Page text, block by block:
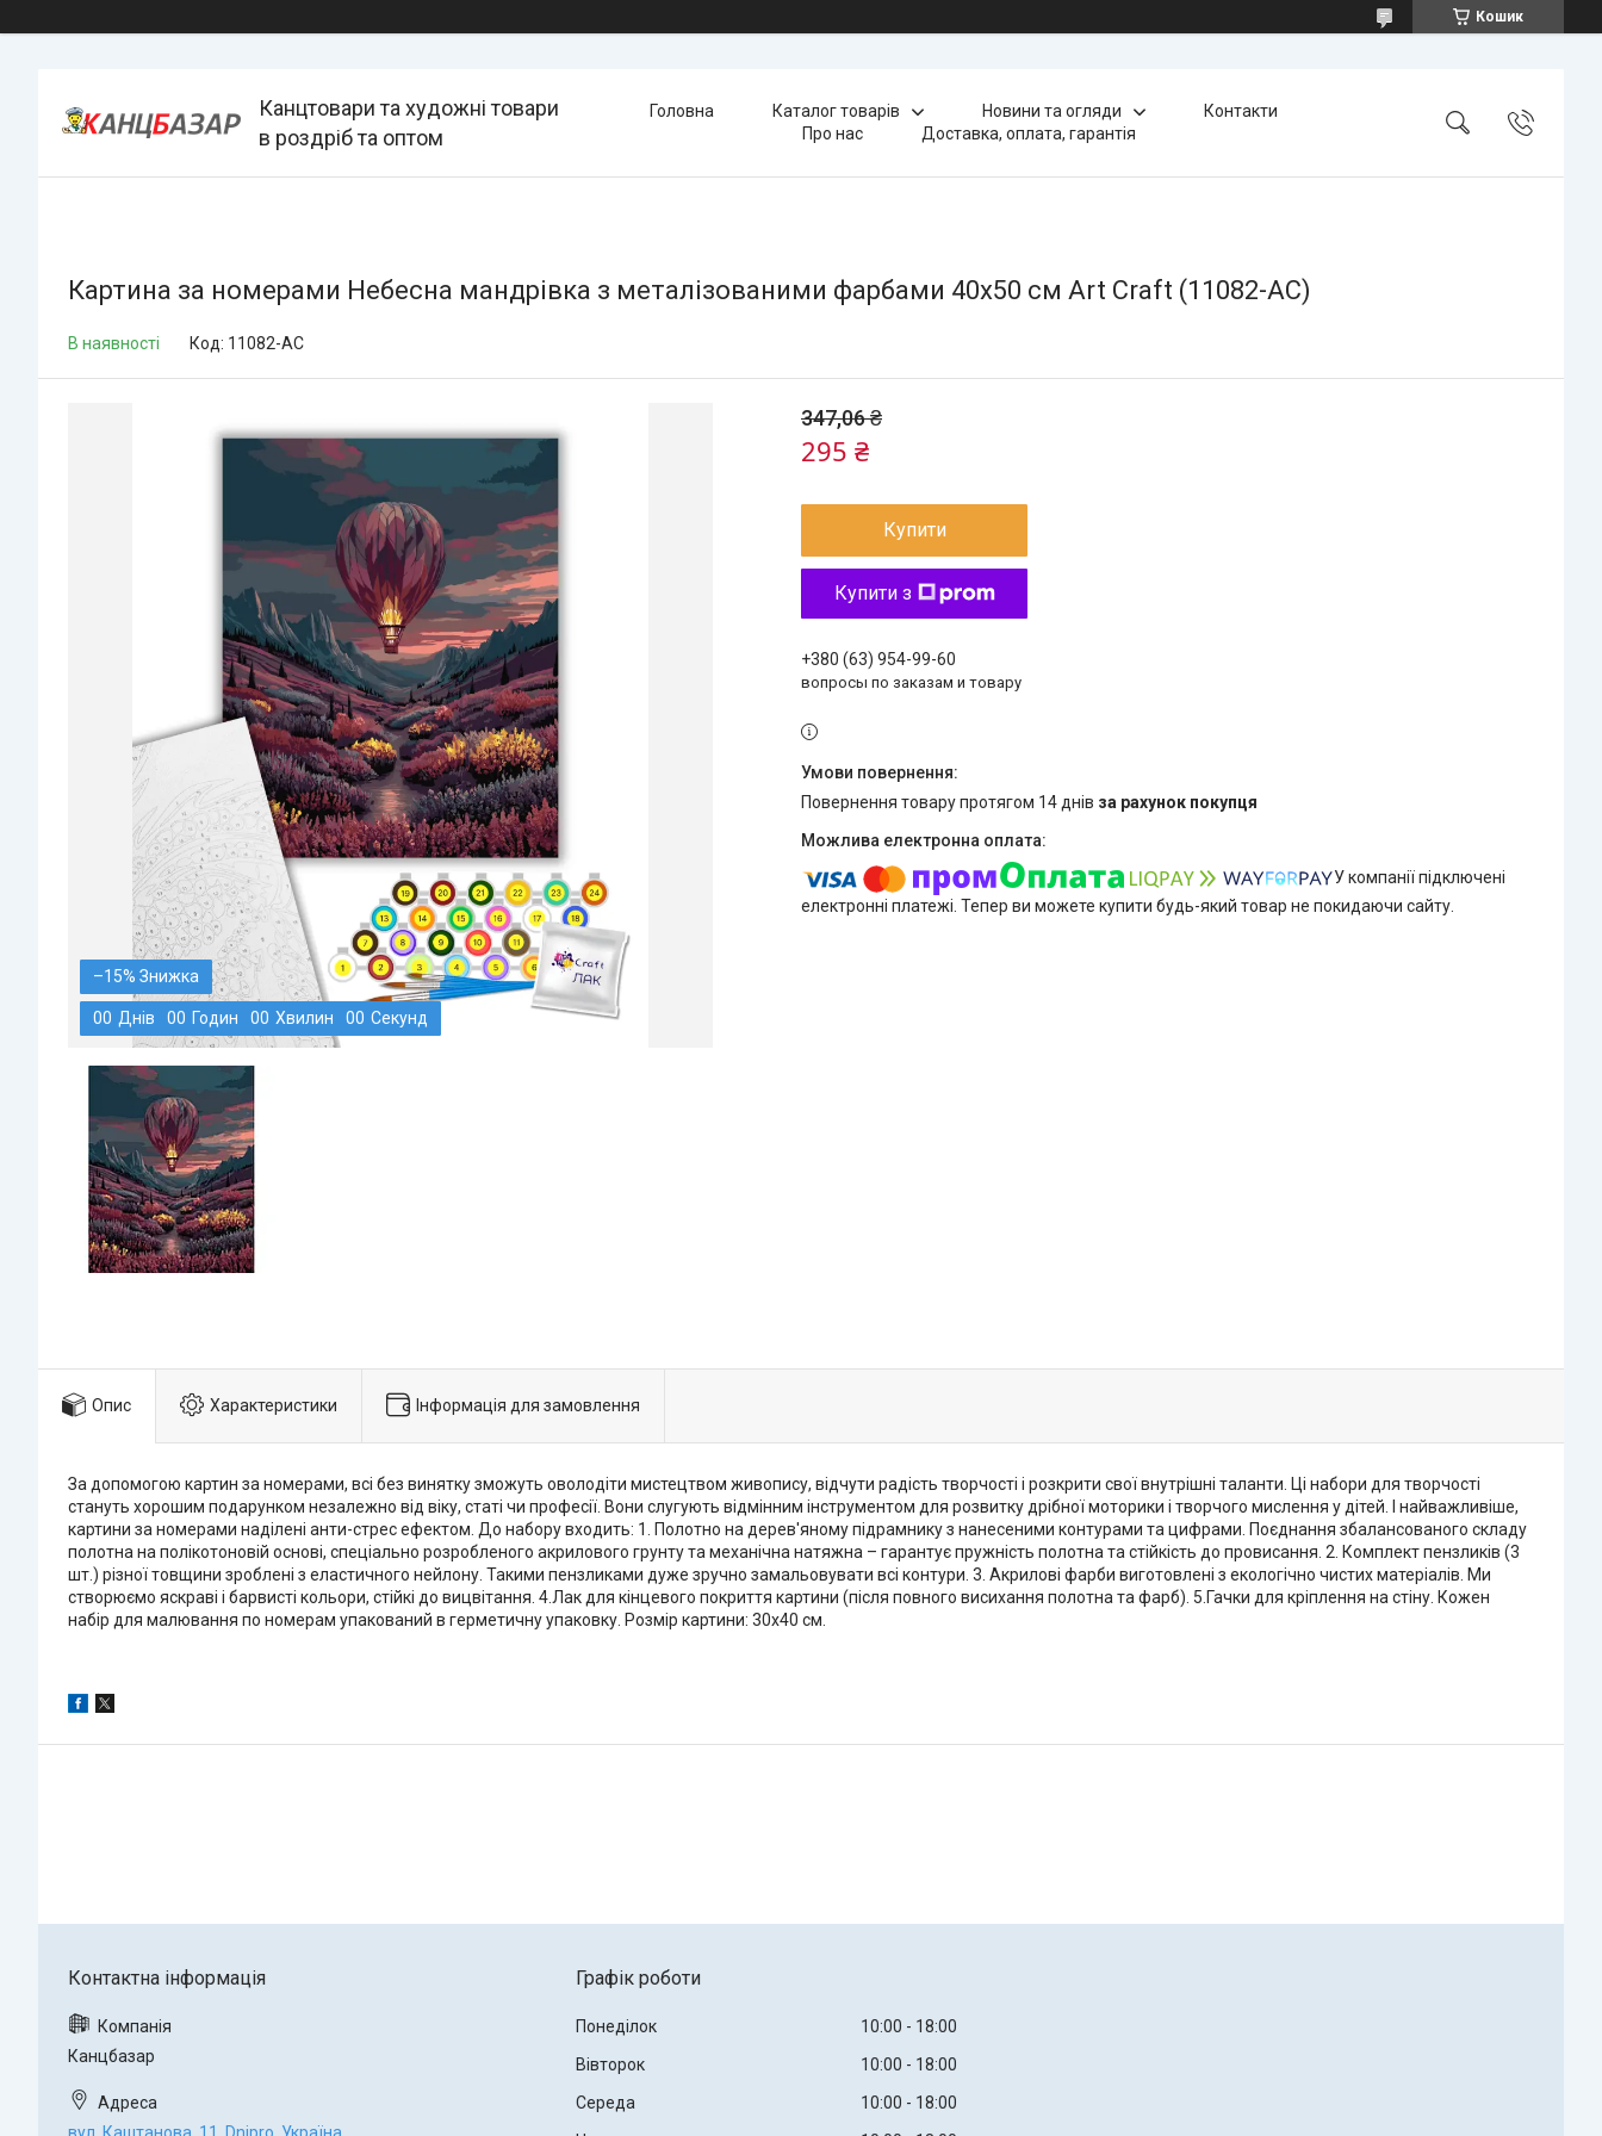
Кошик
Канцтовари та художні товари
в роздріб та оптом
Головна Каталог товарів Новини та огляди
Контакти
Про нас
Доставка, оплата, гарантія
Картина за номерами Небесна мандрівка з металізованими фарбами 40х50 см Art Craft (11082-AC)
В наявності Код: 11082-AC
–15%
00 Днів 00 Годин 00 Хвилин 00 Секунд
347,06 ₴
295 ₴
Купити
Купити з
+380 (63) 954-99-60
вопросы по заказам и товару
повернення товару протягом 14 днів за рахунок покупця
У компанії підключені
електронні платежі. Тепер ви можете купити будь-який товар не покидаючи сайту.
Опис Характеристики Інформація для замовлення
За допомогою картин за номерами, всі без винятку зможуть оволодіти мистецтвом живопису, відчути радість творчості і розкрити свої внутрішні таланти. Ці набори для творчості
стануть хорошим подарунком незалежно від віку, статі чи професії. Вони слугують відмінним інструментом для розвитку дрібної моторики і творчого мислення у дітей. І найважливіше,
картини за номерами наділені анти-стрес ефектом. До набору входить: 1. Полотно на дерев'яному підрамнику з нанесеними контурами та цифрами. Поєднання збалансованого складу
полотна на полікотоновій основі, спеціально розробленого акрилового грунту та механічна натяжна – гарантує пружність полотна та стійкість до провисання. 2. Комплект пензликів (3
шт.) різної товщини зроблені з еластичного нейлону. Такими пензликами дуже зручно замальовувати всі контури. 3. Акрилові фарби виготовлені з екологічно чистих матеріалів. Ми
створюємо яскраві і барвисті кольори, стійкі до вицвітання. 4.Лак для кінцевого покриття картини (після повного висихання полотна та фарб). 5.Гачки для кріплення на стіну. Кожен
набір для малювання по номерам упакований в герметичну упаковку. Розмір картини: 30х40 см.
Канцбазар
Графік роботи
Понеділок 10:00
18:00
Вівторок
10:00
18:00
Середа
10:00
18:00